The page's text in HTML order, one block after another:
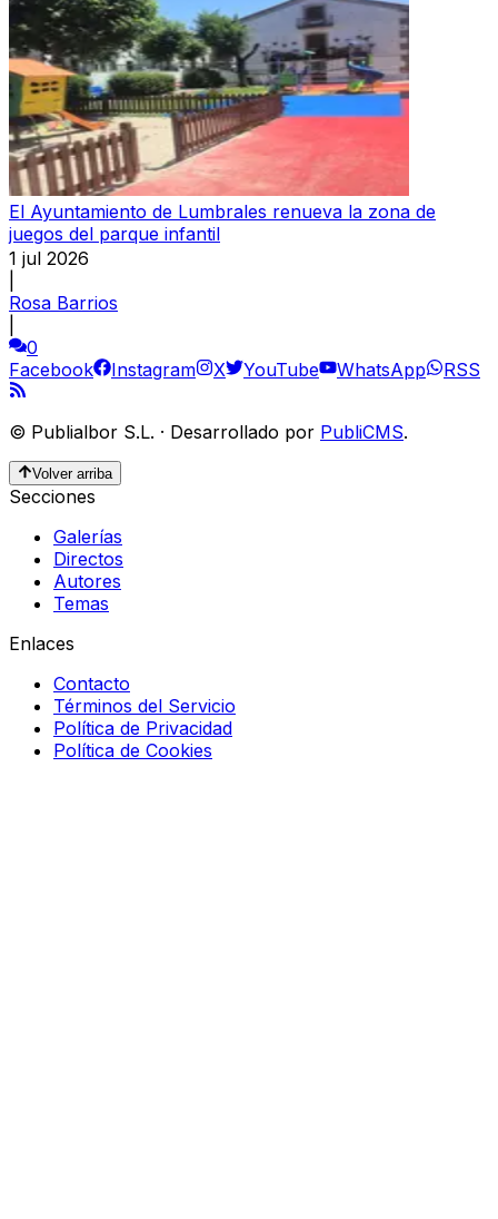
El Ayuntamiento de Lumbrales renueva la zona de
juegos del parque infantil
1 jul 2026
Rosa Barrios
0
Facebook
Instagram X YouTube WhatsApp RSS
© Publialbor S.L. · Desarrollado por PubliCMS.
Volver arriba
Secciones
Galerías
Directos
Autores
Temas
Enlaces
Contacto
Términos del Servicio
Política de Privacidad
Política de Cookies